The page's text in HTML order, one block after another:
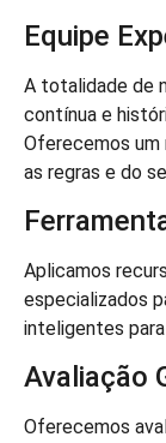
Equipe
A totalidade de
contínua e
Oferecemos
as regras e do
Aplicamos
especializados
inteligentes
Avaliação
Oferecemos